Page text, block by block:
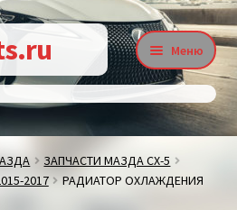
Меню
Контакты
ЗАПЧАСТИ МАЗДА СХ-5
2017
РАДИАТОР ОХЛАЖДЕНИЯ